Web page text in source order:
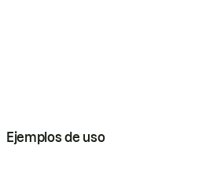
Ejemplos de uso